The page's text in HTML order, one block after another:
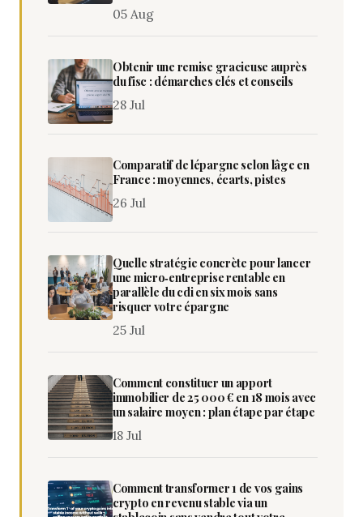
05 Aug
Obtenir une remise gracieuse auprès
du fisc : démarches clés et conseils
28 Jul
Comparatif de lépargne selon lâge en
France : moyennes, écarts, pistes
26 Jul
Quelle stratégie concrète pour lancer
une micro‑entreprise rentable en
parallèle du cdi en six mois sans
risquer votre épargne
25 Jul
Comment constituer un apport
immobilier de 25 000 € en 18 mois avec
un salaire moyen : plan étape par étape
18 Jul
Comment transformer 1 de vos gains
crypto en revenu stable via un